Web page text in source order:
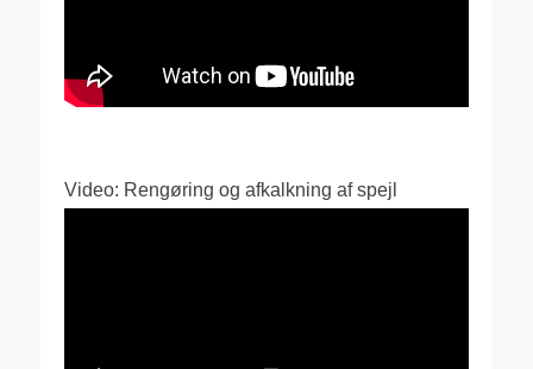
Video: Rengøring og afkalkning af spejl